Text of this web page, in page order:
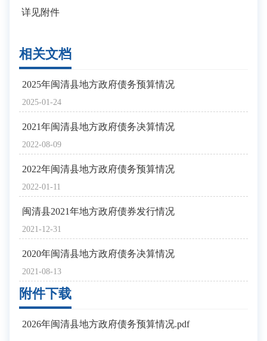
详见附件
相关文档
2025-01-24
2025年闽清县地方政府债务预算情况
2022-08-09
2021年闽清县地方政府债务决算情况
2022-01-11
2022年闽清县地方政府债务预算情况
2021-12-31
闽清县2021年地方政府债券发行情况
2021-08-13
2020年闽清县地方政府债务决算情况
附件下载
2026年闽清县地方政府债务预算情况.pdf